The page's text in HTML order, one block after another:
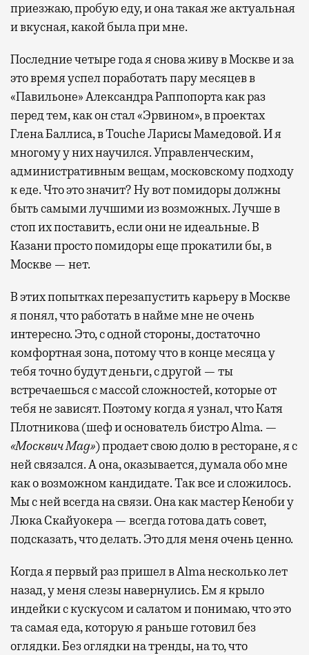
приезжаю, пробую еду, и она такая же актуальная
и вкусная, какой была при мне.
Последние четыре года я снова живу в Москве и за
это время успел поработать пару месяцев в
«Павильоне» Александра Раппопорта как раз
перед тем, как он стал «Эрвином», в проектах
Глена Баллиса, в Touche Ларисы Мамедовой. И я
многому у них научился. Управленческим,
административным вещам, московскому подходу
к еде. Что это значит? Ну вот помидоры должны
быть самыми лучшими из возможных. Лучше в
стоп их поставить, если они не идеальные. В
Казани просто помидоры еще прокатили бы, в
Москве — нет.
В этих попытках перезапустить карьеру в Москве
я понял, что работать в найме мне не очень
интересно. Это, с одной стороны, достаточно
комфортная зона, потому что в конце месяца у
тебя точно будут деньги, с другой — ты
встречаешься с массой сложностей, которые от
тебя не зависят. Поэтому когда я узнал, что Катя
Плотникова (шеф и основатель бистро Alma. —
«Москвич Mag») продает свою долю в ресторане, я с
ней связался. А она, оказывается, думала обо мне
как о возможном кандидате. Так все и сложилось.
Мы с ней всегда на связи. Она как мастер Кеноби у
Люка Скайуокера — всегда готова дать совет,
подсказать, что делать. Это для меня очень ценно.
Когда я первый раз пришел в Alma несколько лет
назад, у меня слезы навернулись. Ем я крыло
индейки с кускусом и салатом и понимаю, что это
та самая еда, которую я раньше готовил без
оглядки. Без оглядки на тренды, на то, что